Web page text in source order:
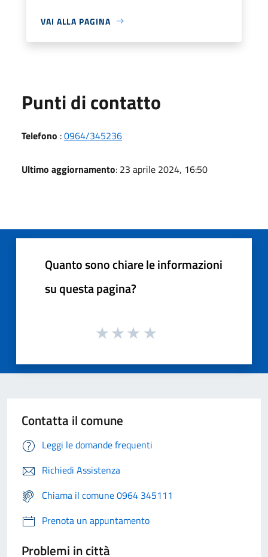
VAI ALLA PAGINA
Punti di contatto
Telefono :0964/345236
Ultimo aggiornamento: 23 aprile 2024, 16:50
Quanto sono chiare le informazioni
su questa pagina?
Contatta il comune
Leggi le domande frequenti
Richiedi Assistenza
Chiama il comune 0964 345111
Prenota un appuntamento
Problemi in città